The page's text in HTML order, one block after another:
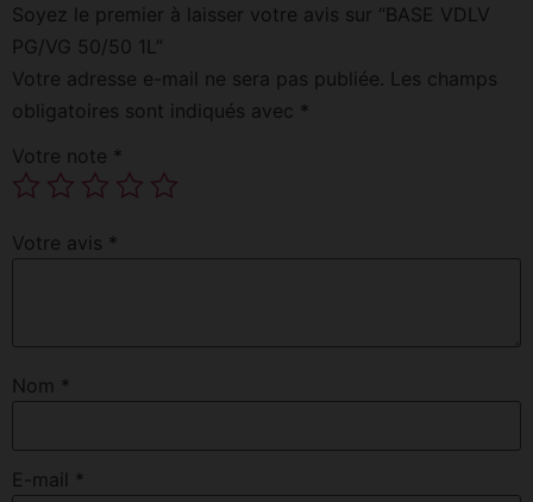
Soyez le premier à laisser votre avis sur “BASE VDLV
PG/VG 50/50 1L”
Votre adresse e-mail ne sera pas publiée. Les champs
obligatoires sont indiqués avec *
Votre note *
Votre avis *
Nom *
E-mail *